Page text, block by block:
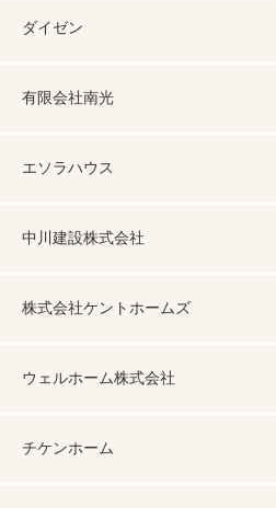
ダイゼン
有限会社南光
エソラハウス
中川建設株式会社
株式会社ケントホームズ
ウェルホーム株式会社
チケンホーム